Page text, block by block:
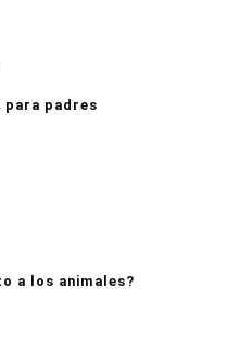
para padres
a los animales?